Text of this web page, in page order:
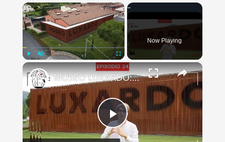
×
Fullscreen
Now Playing
×
Play
MUSEO LUXARDO: Un Viaggio nel Tempo e nel Gusto